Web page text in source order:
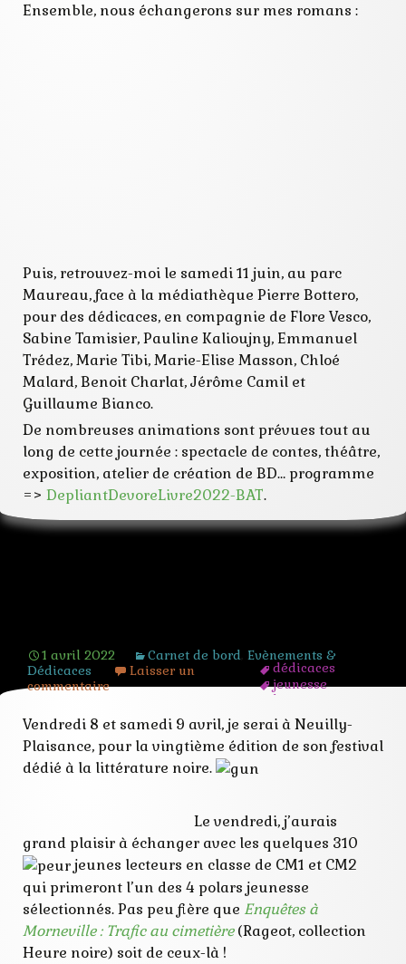
steampunk
Ensemble, nous échangerons sur mes romans :
Puis, retrouvez-moi le samedi 11 juin, au parc
Maureau, face à la médiathèque Pierre Bottero,
pour des dédicaces, en compagnie de Flore Vesco,
Sabine Tamisier, Pauline Kalioujny, Emmanuel
Trédez, Marie Tibi, Marie-Elise Masson, Chloé
Malard, Benoit Charlat, Jérôme Camil et
Guillaume Bianco.
De nombreuses animations sont prévues tout au
long de cette journée : spectacle de contes, théâtre,
exposition, atelier de création de BD… programme
=> DepliantDevoreLivre2022-BAT.
1 avril 2022 Carnet de bord Evènements &
Dédicaces
dédicaces
jeunesse
lionceau
neuilly-
plaisance
noir
Laisser un
commentaire
Vendredi 8 et samedi 9 avril, je serai à Neuilly-
Plaisance, pour la vingtième édition de son festival
dédié à la littérature noire.
Le vendredi, j’aurais
grand plaisir à échanger avec les quelques 310
jeunes lecteurs en classe de CM1 et CM2
qui primeront l’un des 4 polars jeunesse
sélectionnés. Pas peu fière que Enquêtes à
Morneville : Trafic au cimetière(Rageot, collection
Heure noire) soit de ceux-là !